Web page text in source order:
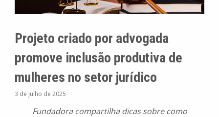
Projeto criado por advogada
promove inclusão produtiva de
mulheres no setor jurídico
3 de Julho de 2025
Fundadora compartilha dicas sobre como